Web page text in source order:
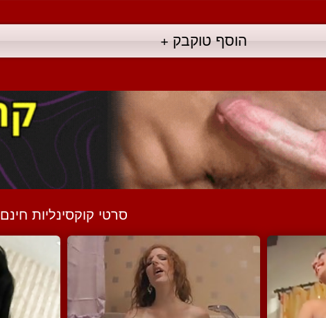
הוסף טוקבק +
סרטי קוקסינליות חינם